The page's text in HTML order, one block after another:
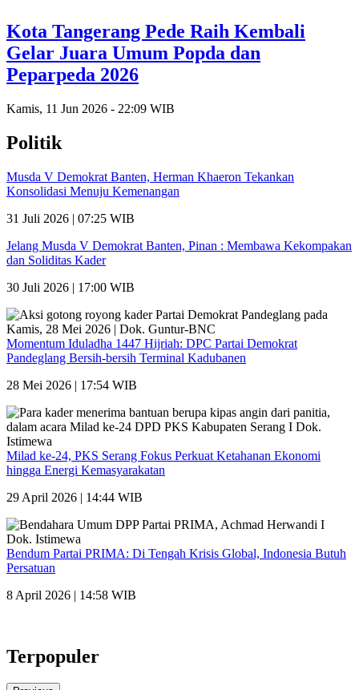
Kota Tangerang Pede Raih Kembali
Gelar Juara Umum Popda dan
Peparpeda 2026
Kamis, 11 Jun 2026 - 22:09 WIB
Politik
Musda V Demokrat Banten, Herman Khaeron Tekankan
Konsolidasi Menuju Kemenangan
31 Juli 2026 | 07:25 WIB
Jelang Musda V Demokrat Banten, Pinan : Membawa Kekompakan
dan Soliditas Kader
30 Juli 2026 | 17:00 WIB
Momentum Iduladha 1447 Hijriah: DPC Partai Demokrat
Pandeglang Bersih-bersih Terminal Kadubanen
28 Mei 2026 | 17:54 WIB
Milad ke-24, PKS Serang Fokus Perkuat Ketahanan Ekonomi
hingga Energi Kemasyarakatan
29 April 2026 | 14:44 WIB
Bendum Partai PRIMA: Di Tengah Krisis Global, Indonesia Butuh
Persatuan
8 April 2026 | 14:58 WIB
Terpopuler